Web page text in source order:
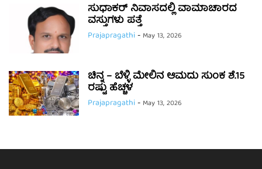
ಸುಧಾಕರ್ ನಿವಾಸದಲ್ಲಿ ವಾಮಾಚಾರದ
ವಸ್ತುಗಳು ಪತ್ತೆ
Prajapragathi- May 13, 2026
ಚಿನ್ನ – ಬೆಳ್ಳಿ ಮೇಲಿನ ಆಮದು ಸುಂಕ ಶೆ.15
ರಷ್ಟು ಹೆಚ್ಚಳ
Prajapragathi- May 13, 2026